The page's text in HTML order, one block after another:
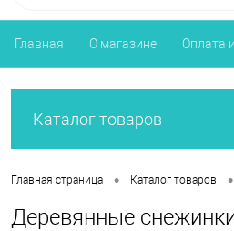
Главная О магазине Оплата
Каталог товаров
Главная страница • Каталог товаров •
Деревянные